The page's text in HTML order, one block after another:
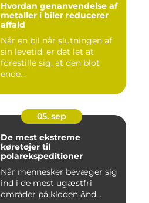
Hvordan genanvendelse af
metaller i biler reducerer
affald
Når en bil når slutningen af
sin levetid, er det let at
forestille sig, at den blot
ende...
05. sep
De mest ekstreme
køretøjer til
polarekspeditioner
Når mennesker bevæger sig
ind i de mest ugæstfri
områder på kloden &nd...